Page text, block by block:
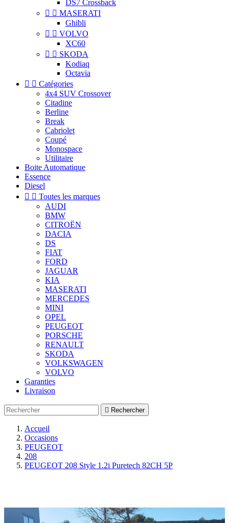
DS7 Crossback
  MASERATI
Ghibli
  VOLVO
XC60
  SKODA
Kodiaq
Octavia
  Catégories
4x4 SUV Crossover
Citadine
Berline
Break
Cabriolet
Coupé
Monospace
Utilitaire
Boite Automatique
Essence
Diesel
  Toutes les marques
AUDI
BMW
CITROËN
DACIA
DS
FIAT
FORD
JAGUAR
KIA
MASERATI
MERCEDES
MINI
OPEL
PEUGEOT
PORSCHE
RENAULT
SKODA
VOLKSWAGEN
VOLVO
Garanties
Livraison
 Rechercher
Accueil
Occasions
PEUGEOT
208
PEUGEOT 208 Style 1.2i Puretech 82CH 5P